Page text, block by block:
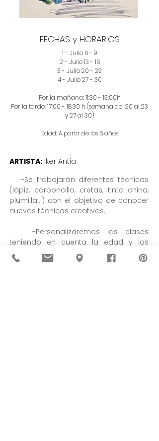
FECHAS y HORARIOS
1 - Julio 6 - 9
2 - Julio 13 - 16
3 - Julio 20 - 23
4 - Julio 27 - 30
Por la mañana: 11:30 - 13:00h
Por la tarde: 17:00 - 18:30 h (semana del 20 al 23
y 27 al 30)
Edad: A partir de los 6 años
ARTISTA: Iker Antia
-Se trabajarán diferentes técnicas
(lápiz, carboncillo, cretas, tinta china,
plumilla...) con el objetivo de conocer
nuevas técnicas creativas.
-Personalizaremos las clases
teniendo en cuenta la edad y las
diferentes inquietudes de cada
alumno; dibujo, pintura, cómic, collage,